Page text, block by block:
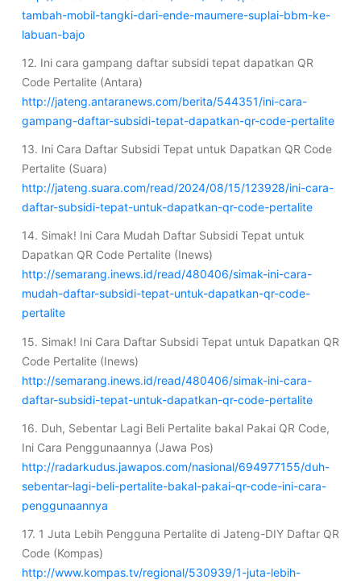
tambah-mobil-tangki-dari-ende-maumere-suplai-bbm-ke-
labuan-bajo
12. Ini cara gampang daftar subsidi tepat dapatkan QR
Code Pertalite (Antara)
http://jateng.antaranews.com/berita/544351/ini-cara-
gampang-daftar-subsidi-tepat-dapatkan-qr-code-pertalite
13. Ini Cara Daftar Subsidi Tepat untuk Dapatkan QR Code
Pertalite (Suara)
http://jateng.suara.com/read/2024/08/15/123928/ini-cara-
daftar-subsidi-tepat-untuk-dapatkan-qr-code-pertalite
14. Simak! Ini Cara Mudah Daftar Subsidi Tepat untuk
Dapatkan QR Code Pertalite (Inews)
http://semarang.inews.id/read/480406/simak-ini-cara-
mudah-daftar-subsidi-tepat-untuk-dapatkan-qr-code-
pertalite
15. Simak! Ini Cara Daftar Subsidi Tepat untuk Dapatkan QR
Code Pertalite (Inews)
http://semarang.inews.id/read/480406/simak-ini-cara-
daftar-subsidi-tepat-untuk-dapatkan-qr-code-pertalite
16. Duh, Sebentar Lagi Beli Pertalite bakal Pakai QR Code,
Ini Cara Penggunaannya (Jawa Pos)
http://radarkudus.jawapos.com/nasional/694977155/duh-
sebentar-lagi-beli-pertalite-bakal-pakai-qr-code-ini-cara-
penggunaannya
17. 1 Juta Lebih Pengguna Pertalite di Jateng-DIY Daftar QR
Code (Kompas)
http://www.kompas.tv/regional/530939/1-juta-lebih-